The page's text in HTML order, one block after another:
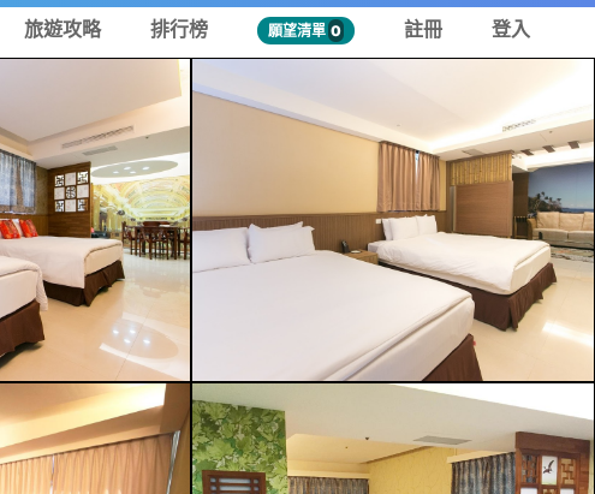
旅遊攻略 排行榜 願望清單 0 註冊 登入